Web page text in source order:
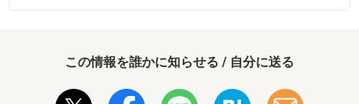
この情報を誰かに知らせる / 自分に送る